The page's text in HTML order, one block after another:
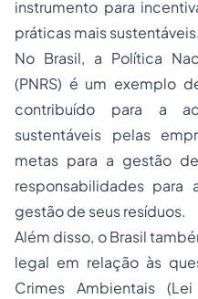
instrumento para
práticas mais sustentáveis.
No Brasil, a Política
(PNRS) é um exemplo
contribuído para a
sustentáveis pelas
metas para a gestão
responsabilidades para
gestão de seus resíduos.
Além disso, o Brasil
legal em relação às
Crimes Ambientais